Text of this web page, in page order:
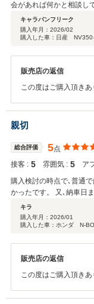
会があれば何かと相談し
キャラバンフリーク
購入年月： 2026/02
購入した車：日産
販売店の返信
この度はご購入頂き
親切
総合評価 5点
接客 : 5 雰囲気 : 5 ア
購入検討の時点で､普通
かったです。 又､納車日
キラ
購入年月： 2026/01
購入した車：ホンダ N-
販売店の返信
この度はご購入頂き